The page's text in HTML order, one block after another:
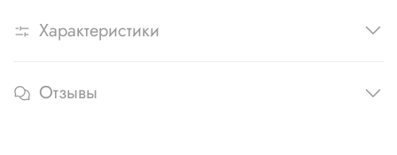
Характеристики
Отзывы